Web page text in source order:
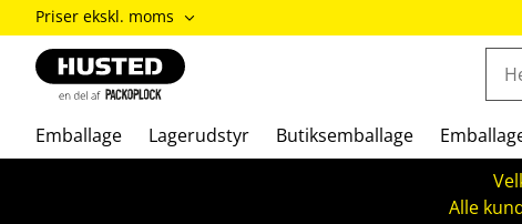
ændre
Priser
inkl.
moms
Priser
ekskl.
Priser ekskl. moms
Emballage Lagerudstyr Butiksemballage
Alle